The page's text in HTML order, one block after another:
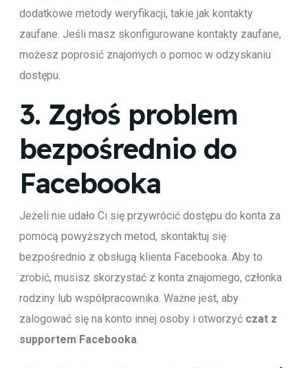
dodatkowe metody weryfikacji, takie jak kontakty
zaufane. Jeśli masz skonfigurowane kontakty zaufane,
możesz poprosić znajomych o pomoc w odzyskaniu
dostępu.
3. Zgłoś problem
bezpośrednio do
Facebooka
Jeżeli nie udało Ci się przywrócić dostępu do konta za
pomocą powyższych metod, skontaktuj się
bezpośrednio z obsługą klienta Facebooka. Aby to
zrobić, musisz skorzystać z konta znajomego, członka
rodziny lub współpracownika. Ważne jest, aby
zalogować się na konto innej osoby i otworzyć czat z
supportem Facebooka